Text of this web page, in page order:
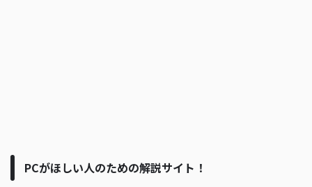
PCがほしい人のための解説サイト！